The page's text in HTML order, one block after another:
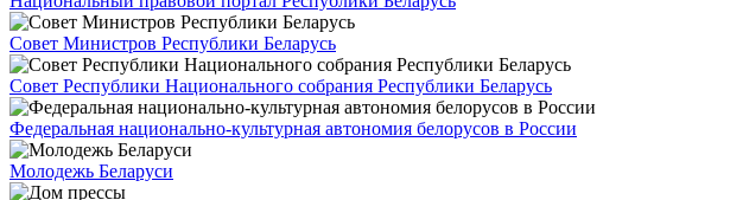
Совет Министров Республики Беларусь
Совет Республики Национального собрания Республики Беларусь
Федеральная национально-культурная автономия белорусов в России
Молодежь Беларуси